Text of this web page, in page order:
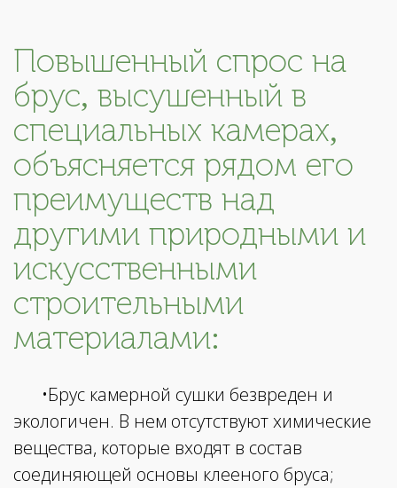
Повышенный спрос на
брус, высушенный в
специальных камерах,
объясняется рядом его
преимуществ над
другими природными и
искусственными
строительными
материалами:
•Брус камерной сушки безвреден и
экологичен. В нем отсутствуют химические
вещества, которые входят в состав
соединяющей основы клееного бруса;